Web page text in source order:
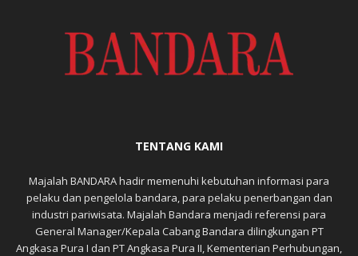
TENTANG KAMI
Majalah BANDARA hadir memenuhi kebutuhan informasi para
pelaku dan pengelola bandara, para pelaku penerbangan dan
industri pariwisata. Majalah Bandara menjadi referensi para
General Manager/Kepala Cabang Bandara dilingkungan PT
Angkasa Pura I dan PT Angkasa Pura II, Kementerian Perhubungan,